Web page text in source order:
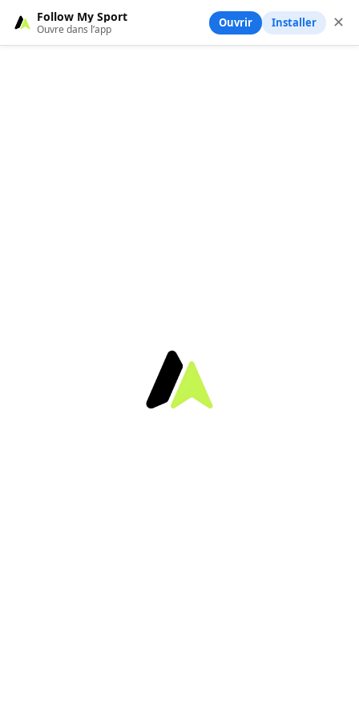
Follow My Sport
Ouvre dans l’app Ouvrir Installer ✕